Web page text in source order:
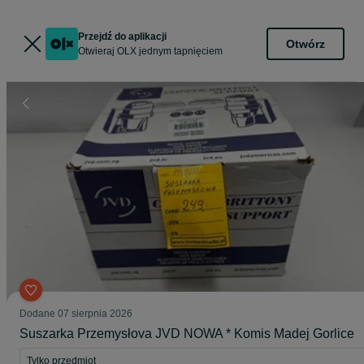
Przejdź do aplikacji
Otwieraj OLX jednym tapnięciem
Otwórz
Dodane 07 sierpnia 2026
Suszarka Przemysłova JVD NOWA * Komis Madej Gorlice
Tylko przedmiot